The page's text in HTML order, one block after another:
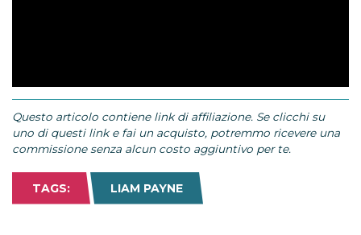
Questo articolo contiene link di affiliazione. Se clicchi su
uno di questi link e fai un acquisto, potremmo ricevere una
commissione senza alcun costo aggiuntivo per te.
TAGS: LIAM PAYNE